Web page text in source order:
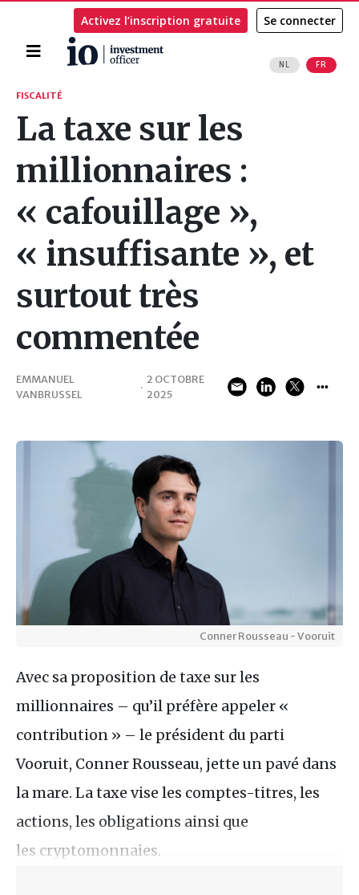
Accueil
NL FR
Activez l’inscription gratuite Se connecter
Rechercher
FISCALITÉ
La taxe sur les
millionnaires :
« cafouillage »,
« insuffisante », et
surtout très
commentée
EMMANUEL
VANBRUSSEL
·
2 OCTOBRE
2025
Conner Rousseau - Vooruit
Avec sa proposition de taxe sur les
millionnaires – qu’il préfère appeler «
contribution » – le président du parti
Vooruit, Conner Rousseau, jette un pavé dans
la mare. La taxe vise les comptes-titres, les
actions, les obligations ainsi que
les cryptomonnaies.